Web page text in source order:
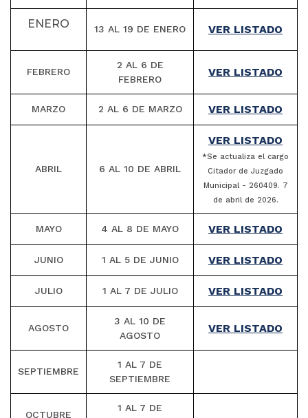
ENERO 13 AL 19 DE ENERO VER LISTADO
FEBRERO
2 AL 6 DE
FEBRERO
VER LISTADO
MARZO 2 AL 6 DE MARZO VER LISTADO
ABRIL 6 AL 10 DE ABRIL
VER LISTADO
*Se actualiza el cargo
Citador de Juzgado
Municipal - 260409. 7
de abril de 2026.
MAYO 4 AL 8 DE MAYO VER LISTADO
JUNIO 1 AL 5 DE JUNIO VER LISTADO
JULIO 1 AL 7 DE JULIO VER LISTADO
AGOSTO
3 AL 10 DE
AGOSTO
VER LISTADO
SEPTIEMBRE
1 AL 7 DE
SEPTIEMBRE
OCTUBRE
1 AL 7 DE